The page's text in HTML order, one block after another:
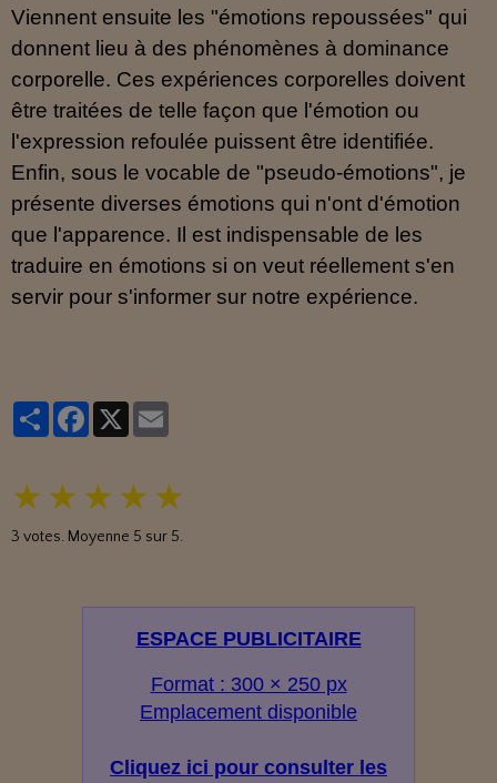
Viennent ensuite les "émotions repoussées" qui
donnent lieu à des phénomènes à dominance
corporelle. Ces expériences corporelles doivent
être traitées de telle façon que l'émotion ou
l'expression refoulée puissent être identifiée.
Enfin, sous le vocable de "pseudo-émotions", je
présente diverses émotions qui n'ont d'émotion
que l'apparence. Il est indispensable de les
traduire en émotions si on veut réellement s'en
servir pour s'informer sur notre expérience.
PartagerFacebook
★ ★ ★ ★ ★
3 votes. Moyenne 5 sur 5.
ESPACE PUBLICITAIRE
Format : 300 × 250 px
Emplacement disponible
Cliquez ici pour consulter les